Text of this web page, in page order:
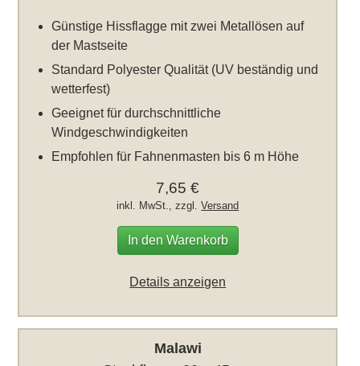
Günstige Hissflagge mit zwei Metallösen auf
der Mastseite
Standard Polyester Qualität (UV beständig und
wetterfest)
Geeignet für durchschnittliche
Windgeschwindigkeiten
Empfohlen für Fahnenmasten bis 6 m Höhe
7,65 €
inkl. MwSt., zzgl.Versand
In den Warenkorb
Details anzeigen
Malawi